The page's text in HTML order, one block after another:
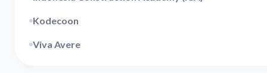
Kodecoon
Viva Avere